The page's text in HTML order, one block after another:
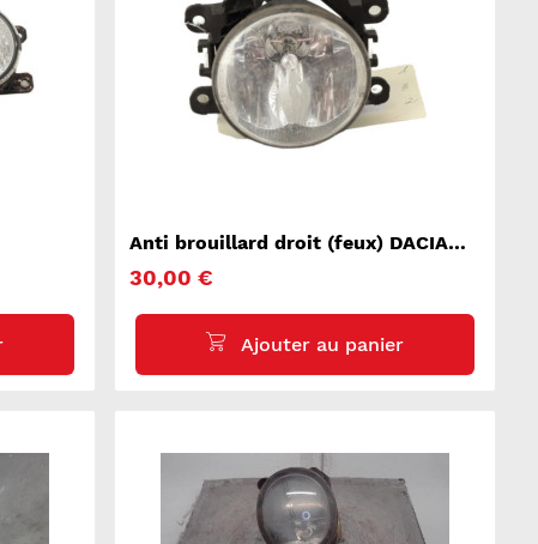
Anti brouillard droit (feux) DACIA
30,00 €